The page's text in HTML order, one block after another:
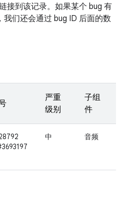
接到该记录。如果某个 bug 有
们还会通过 bug ID 后面的数
严重
级别
子组
件
中 音频